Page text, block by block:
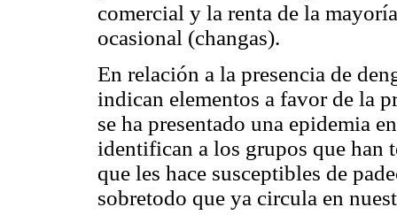
comercial y la renta de la
ocasional (changas).
En relación a la presencia de
indican elementos a favor de la
se ha presentado una epidemia
identifican a los grupos que han
que les hace susceptibles de
sobretodo que ya circula en